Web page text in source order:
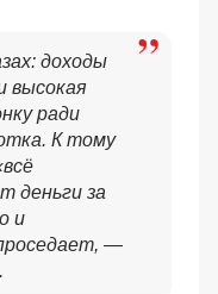
доходы
высокая
ради
К тому
деньги за
и
—